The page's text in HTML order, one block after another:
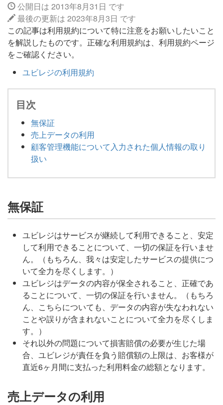
公開日は 2013年8月31日 です
最後の更新は 2023年8月3日 です
この記事は利用規約について特に注意をお願いしたいこと
を解説したものです。正確な利用規約は、利用規約ページ
をご確認ください。
ユビレジの利用規約
目次
無保証
売上データの利用
顧客管理機能について入力された個人情報の取り
扱い
無保証
ユビレジはサービスが継続して利用できること、安定
して利用できることについて、一切の保証を行いませ
ん。（もちろん、我々は安定したサービスの提供につ
いて全力を尽くします。）
ユビレジはデータの内容が保全されること、正確であ
ることについて、一切の保証を行いません。（もちろ
ん、こちらについても、データの内容が失なわれない
ことや誤りが含まれないことについて全力を尽くしま
す。）
それ以外の問題について損害賠償の必要が生じた場
合、ユビレジが責任を負う賠償額の上限は、お客様が
直近6ヶ月間に支払った利用料金の総額となります。
売上データの利用